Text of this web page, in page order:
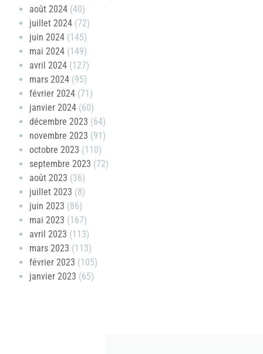
août 2024 (40)
juillet 2024 (72)
juin 2024 (145)
mai 2024 (149)
avril 2024 (127)
mars 2024 (95)
février 2024 (71)
janvier 2024 (60)
décembre 2023 (64)
novembre 2023 (91)
octobre 2023 (110)
septembre 2023 (72)
août 2023 (36)
juillet 2023 (8)
juin 2023 (86)
mai 2023 (167)
avril 2023 (113)
mars 2023 (113)
février 2023 (105)
janvier 2023 (65)